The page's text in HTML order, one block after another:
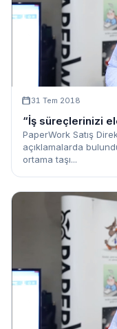
31 Tem 2018
“İş süreçlerinizi
PaperWork Satış
açıklamalarda
ortama taşı...